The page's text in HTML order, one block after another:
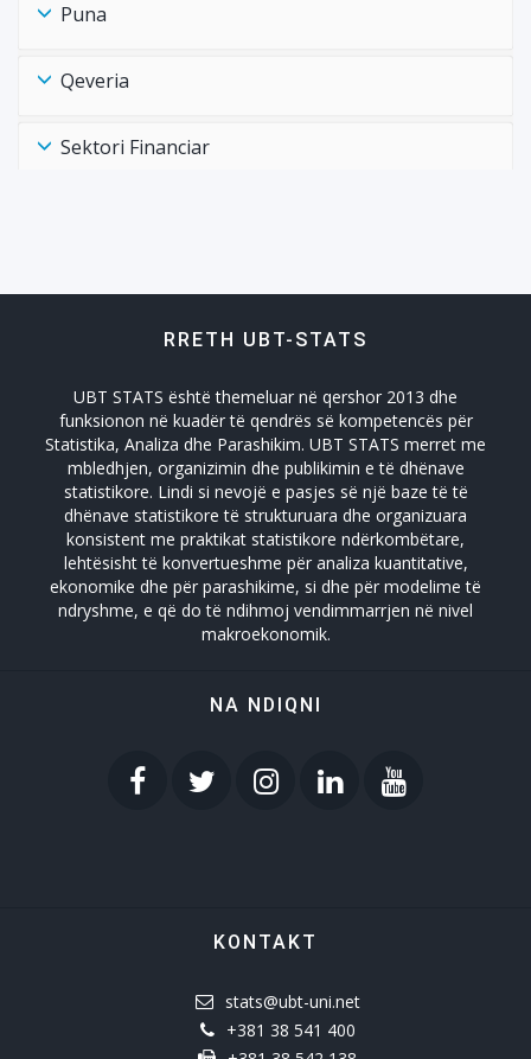
Puna
Qeveria
Sektori Financiar
Zhvillimi Social Social Developmet
RRETH UBT-STATS
UBT STATS është themeluar në qershor 2013 dhe
funksionon në kuadër të qendrës së kompetencës për
Statistika, Analiza dhe Parashikim. UBT STATS merret me
mbledhjen, organizimin dhe publikimin e të dhënave
statistikore. Lindi si nevojë e pasjes së një baze të të
dhënave statistikore të strukturuara dhe organizuara
konsistent me praktikat statistikore ndërkombëtare,
lehtësisht të konvertueshme për analiza kuantitative,
ekonomike dhe për parashikime, si dhe për modelime të
ndryshme, e që do të ndihmoj vendimmarrjen në nivel
makroekonomik.
NA NDIQNI
KONTAKT
stats@ubt-uni.net
+381 38 541 400